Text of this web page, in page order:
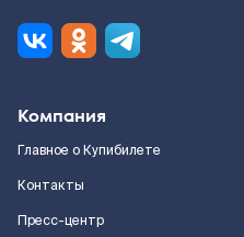
Компания
Главное о Купибилете
Контакты
Пресс-центр